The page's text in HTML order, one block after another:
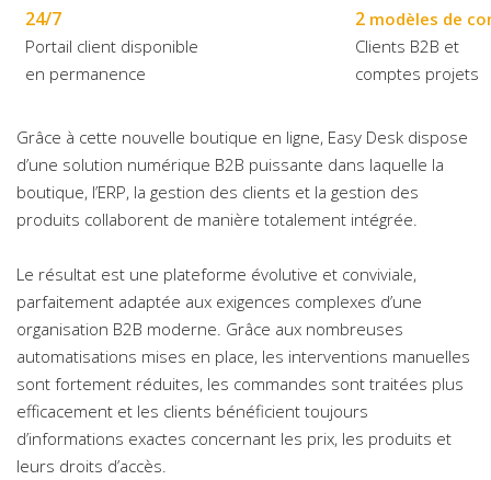
24/7
Portail client disponible
en permanence
2 modèles de
Clients B2B et
comptes projets
Grâce à cette nouvelle boutique en ligne, Easy Desk dispose
d’une solution numérique B2B puissante dans laquelle la
boutique, l’ERP, la gestion des clients et la gestion des
produits collaborent de manière totalement intégrée.
Le résultat est une plateforme évolutive et conviviale,
parfaitement adaptée aux exigences complexes d’une
organisation B2B moderne. Grâce aux nombreuses
automatisations mises en place, les interventions manuelles
sont fortement réduites, les commandes sont traitées plus
efficacement et les clients bénéficient toujours
d’informations exactes concernant les prix, les produits et
leurs droits d’accès.